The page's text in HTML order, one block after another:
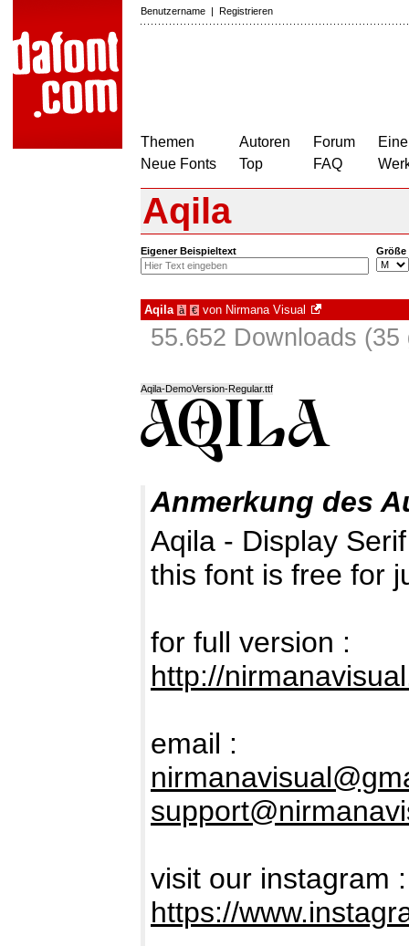
Benutzername | Registrieren
Themen
Neue Fonts
Autoren
Top
Forum
FAQ
Aqila
Eigener Beispieltext Größe
Aqila à € von Nirmana Visual
55.652 Downloads (35
Aqila-DemoVersion-Regular.ttf
Anmerkung des
Aqila - Display
this font is free for
for full version :
http://
email :
visit our instagram :
https://